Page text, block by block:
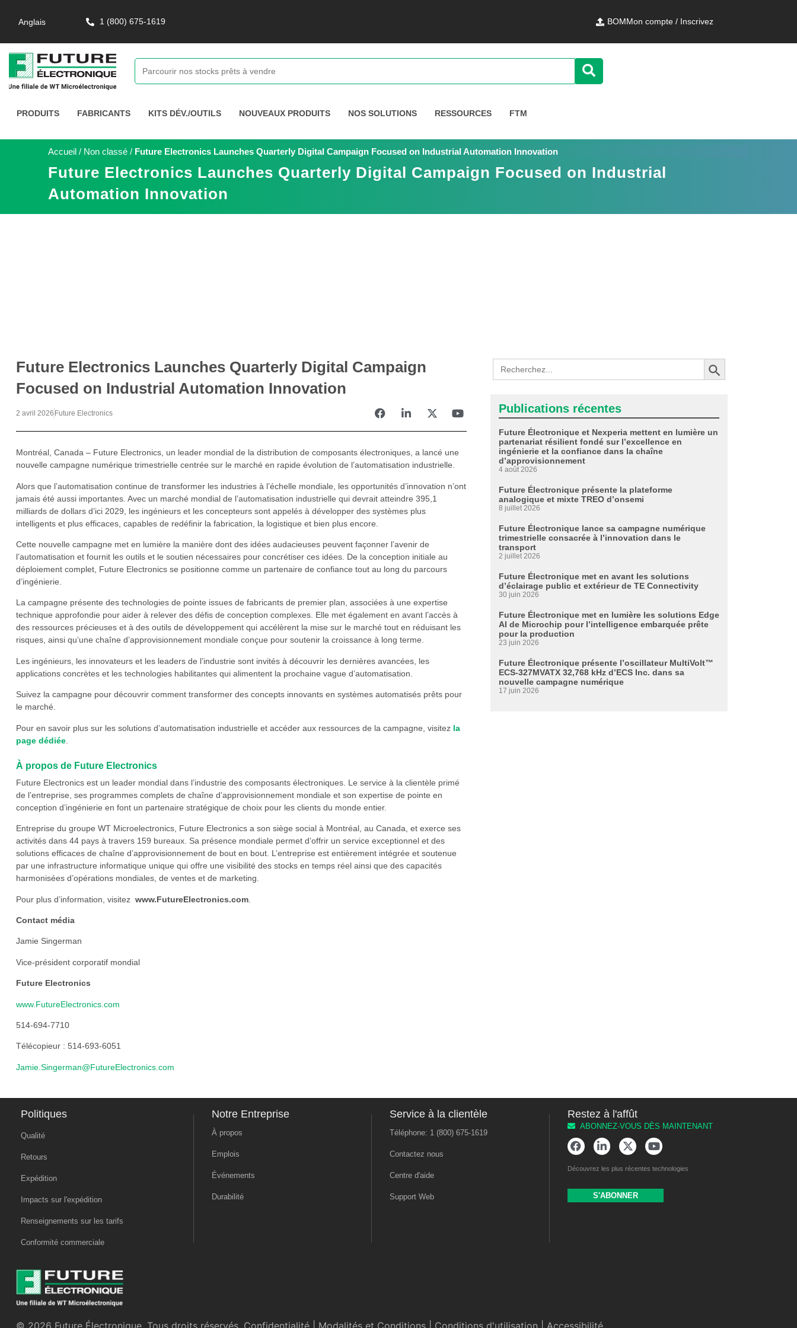
Anglais 1 (800) 675-1619 BOMMon compte / Inscrivez
PRODUITS FABRICANTS KITS DÉV./OUTILS NOUVEAUX PRODUITS NOS SOLUTIONS RESSOURCES FTM
Accueil / Non classé / Future Electronics Launches Quarterly Digital Campaign Focused on Industrial Automation Innovation
Future Electronics Launches Quarterly Digital Campaign Focused on Industrial
Automation Innovation
Future Electronics Launches Quarterly Digital Campaign
Focused on Industrial Automation Innovation
2 avril 2026 Future Electronics
Montréal, Canada – Future Electronics, un leader mondial de la distribution de composants électroniques, a lancé une
nouvelle campagne numérique trimestrielle centrée sur le marché en rapide évolution de l’automatisation industrielle.
Alors que l’automatisation continue de transformer les industries à l’échelle mondiale, les opportunités d’innovation n’ont
jamais été aussi importantes. Avec un marché mondial de l’automatisation industrielle qui devrait atteindre 395,1
milliards de dollars d’ici 2029, les ingénieurs et les concepteurs sont appelés à développer des systèmes plus
intelligents et plus efficaces, capables de redéfinir la fabrication, la logistique et bien plus encore.
Cette nouvelle campagne met en lumière la manière dont des idées audacieuses peuvent façonner l’avenir de
l’automatisation et fournit les outils et le soutien nécessaires pour concrétiser ces idées. De la conception initiale au
déploiement complet, Future Electronics se positionne comme un partenaire de confiance tout au long du parcours
d’ingénierie.
La campagne présente des technologies de pointe issues de fabricants de premier plan, associées à une expertise
technique approfondie pour aider à relever des défis de conception complexes. Elle met également en avant l’accès à
des ressources précieuses et à des outils de développement qui accélèrent la mise sur le marché tout en réduisant les
risques, ainsi qu’une chaîne d’approvisionnement mondiale conçue pour soutenir la croissance à long terme.
Les ingénieurs, les innovateurs et les leaders de l’industrie sont invités à découvrir les dernières avancées, les
applications concrètes et les technologies habilitantes qui alimentent la prochaine vague d’automatisation.
Suivez la campagne pour découvrir comment transformer des concepts innovants en systèmes automatisés prêts pour
le marché.
Pour en savoir plus sur les solutions d’automatisation industrielle et accéder aux ressources de la campagne, visitez la
page dédiée.
À propos de Future Electronics
Future Electronics est un leader mondial dans l’industrie des composants électroniques. Le service à la clientèle primé
de l’entreprise, ses programmes complets de chaîne d’approvisionnement mondiale et son expertise de pointe en
conception d’ingénierie en font un partenaire stratégique de choix pour les clients du monde entier.
Entreprise du groupe WT Microelectronics, Future Electronics a son siège social à Montréal, au Canada, et exerce ses
activités dans 44 pays à travers 159 bureaux. Sa présence mondiale permet d’offrir un service exceptionnel et des
solutions efficaces de chaîne d’approvisionnement de bout en bout. L’entreprise est entièrement intégrée et soutenue
par une infrastructure informatique unique qui offre une visibilité des stocks en temps réel ainsi que des capacités
harmonisées d’opérations mondiales, de ventes et de marketing.
Pour plus d’information, visitez www.FutureElectronics.com.
Contact média
Jamie Singerman
Vice-président corporatif mondial
Future Electronics
www.FutureElectronics.com
514-694-7710
Télécopieur : 514-693-6051
Jamie.Singerman@FutureElectronics.com
Search
for:
Search Button
Publications récentes
Future Électronique et Nexperia mettent en lumière un
partenariat résilient fondé sur l’excellence en
ingénierie et la confiance dans la chaîne
d’approvisionnement
4 août 2026
Future Électronique présente la plateforme
analogique et mixte TREO d’onsemi
8 juillet 2026
Future Électronique lance sa campagne numérique
trimestrielle consacrée à l’innovation dans le
transport
2 juillet 2026
Future Électronique met en avant les solutions
d’éclairage public et extérieur de TE Connectivity
30 juin 2026
Future Électronique met en lumière les solutions Edge
AI de Microchip pour l’intelligence embarquée prête
pour la production
23 juin 2026
Future Électronique présente l’oscillateur MultiVolt™
ECS-327MVATX 32,768 kHz d’ECS Inc. dans sa
nouvelle campagne numérique
17 juin 2026
Politiques
Qualité
Retours
Expédition
Impacts sur l'expédition
Renseignements sur les tarifs
Conformité commerciale
Notre Entreprise
À propos
Emplois
Événements
Durabilité
Service à la clientèle
Téléphone: 1 (800) 675-1619
Contactez nous
Centre d'aide
Support Web
Restez à l'affût
ABONNEZ-VOUS DÈS MAINTENANT
Découvrez les plus récentes technologies
S'ABONNER
© 2026 Future Électronique. Tous droits réservés. Confidentialité| Modalités et Conditions| Conditions d'utilisation Accessibilité